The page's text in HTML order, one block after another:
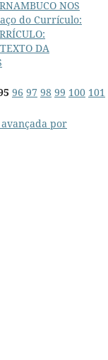
NOS
do Currículo:
DA
96 97 98 99 100 101
por